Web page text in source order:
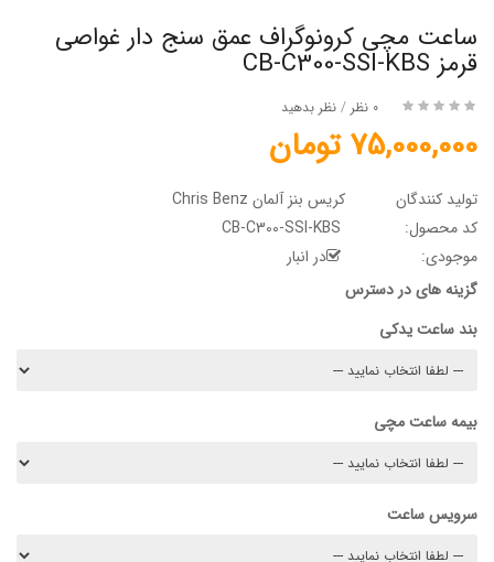
ساعت مچی کرونوگراف عمق سنج دار غواصی
قرمز CB-C300-SSI-KBS
0 نظر / نظر بدهید
75,000,000 تومان
تولید کنندگان
کریس بنز آلمان Chris Benz
کد محصول:
موجودی:
در انبار
گزینه های در دسترس
بند ساعت یدکی
بیمه ساعت مچی
سرویس ساعت